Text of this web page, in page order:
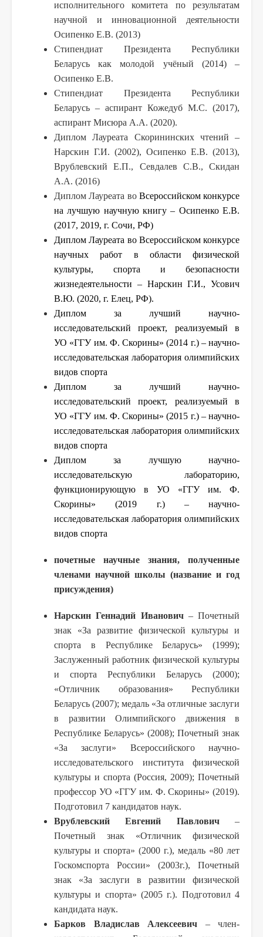
исполнительного комитета по результатам
научной и инновационной деятельности
Осипенко Е.В. (2013)
Стипендиат Президента Республики
Беларусь как молодой учёный (2014) –
Осипенко Е.В.
Стипендиат Президента Республики
Беларусь – аспирант Кожедуб М.С. (2017),
аспирант Мисюра А.А. (2020).
Диплом Лауреата Скорининских чтений –
Нарскин Г.И. (2002), Осипенко Е.В. (2013),
Врублевский Е.П., Севдалев С.В., Скидан
А.А. (2016)
Диплом Лауреата во Всероссийском конкурсе
на лучшую научную книгу – Осипенко Е.В.
(2017, 2019, г. Сочи, РФ)
Диплом Лауреата во Всероссийском конкурсе
научных работ в области физической
культуры, спорта и безопасности
жизнедеятельности – Нарскин Г.И., Усович
В.Ю. (2020, г. Елец, РФ).
Диплом за лучший научно-
исследовательский проект, реализуемый в
УО «ГГУ им. Ф. Скорины» (2014 г.) – научно-
исследовательская лаборатория олимпийских
видов спорта
Диплом за лучший научно-
исследовательский проект, реализуемый в
УО «ГГУ им. Ф. Скорины» (2015 г.) – научно-
исследовательская лаборатория олимпийских
видов спорта
Диплом за лучшую научно-
исследовательскую лабораторию,
функционирующую в УО «ГГУ им. Ф.
Скорины» (2019 г.) – научно-
исследовательская лаборатория олимпийских
видов спорта
почетные научные знания, полученные
членами научной школы (название и год
присуждения)
Нарскин Геннадий Иванович– Почетный
знак «За развитие физической культуры и
спорта в Республике Беларусь» (1999);
Заслуженный работник физической культуры
и спорта Республики Беларусь (2000);
«Отличник образования» Республики
Беларусь (2007); медаль «За отличные заслуги
в развитии Олимпийского движения в
Республике Беларусь» (2008); Почетный знак
«За заслуги» Всероссийского научно-
исследовательского института физической
культуры и спорта (Россия, 2009); Почетный
профессор УО «ГГУ им. Ф. Скорины» (2019).
Подготовил 7 кандидатов наук.
Врублевский Евгений Павлович–
Почетный знак «Отличник физической
культуры и спорта» (2000 г.), медаль «80 лет
Госкомспорта России» (2003г.), Почетный
знак «За заслуги в развитии физической
культуры и спорта» (2005 г.). Подготовил 4
кандидата наук.
Барков Владислав Алексеевич – член-